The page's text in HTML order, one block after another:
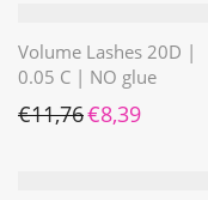
Volume Lashes 20D |
0.05 C | NO glue
€11,76 Ursprünglicher
€8,39Aktueller